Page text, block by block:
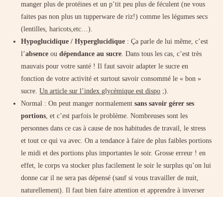
manger plus de protéines et un p’tit peu plus de féculent (ne vous
faites pas non plus un tupperware de riz!) comme les légumes secs
(lentilles, haricots,etc…).
Hypoglucidique / Hyperglucidique : Ça parle de lui même, c’est
l’absence oudépendance au sucre. Dans tous les cas, c’est très
mauvais pour votre santé ! Il faut savoir adapter le sucre en
fonction de votre activité et surtout savoir consommé le « bon »
sucre.Un article sur l’index glycémique est dispo ;).
Normal : On peut manger normalementsans savoir gérer ses
portions, et c’est parfois le problème. Nombreuses sont les
personnes dans ce cas à cause de nos habitudes de travail, le stress
et tout ce qui va avec. On a tendance à faire de plus faibles portions
le midi et des portions plus importantes le soir. Grosse erreur ! en
effet, le corps va stocker plus facilement le soir le surplus qu’on lui
donne car il ne sera pas dépensé (sauf si vous travailler de nuit,
naturellement). Il faut bien faire attention et apprendre à inverser